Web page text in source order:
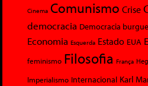
Cinema Comunismo Crise
democracia Democracia
Economia Esquerda Estado EUA
feminismo Filosofia França
Imperialismo Internacional Karl